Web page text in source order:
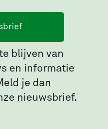
blijven van
en informatie
je dan
nieuwsbrief.